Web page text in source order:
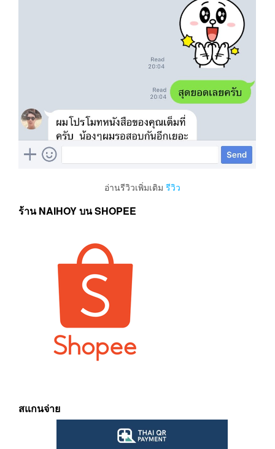
อ่านรีวิวเพิ่มเติม รีวิว
ร้าน NAIHOY บน SHOPEE
สแกนจ่าย